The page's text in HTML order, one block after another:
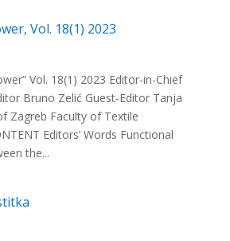
Vol. 18(1) 2023
Vol. 18(1) 2023 Editor-in-Chief
Bruno Zelić Guest-Editor Tanja
Zagreb Faculty of Textile
Editors’ Words Functional
the...